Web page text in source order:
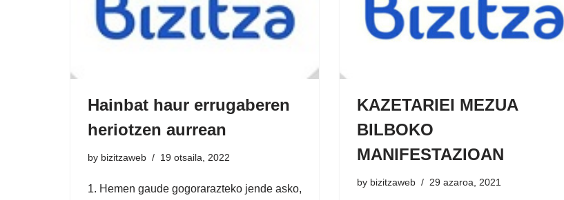
Hainbat haur errugaberen
heriotzen aurrean
by bizitzaweb 19 otsaila, 2022
1. Hemen gaude gogorarazteko jende asko,
KAZETARIEI MEZUA
BILBOKO
MANIFESTAZIOAN
by bizitzaweb 29 azaroa, 2021